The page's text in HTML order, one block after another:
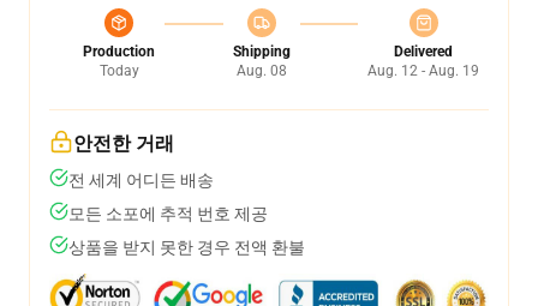
Production
Today
Shipping
Aug. 08
Delivered
Aug. 12 - Aug. 19
안전한 거래
전 세계 어디든 배송
모든 소포에 추적 번호 제공
상품을 받지 못한 경우 전액 환불